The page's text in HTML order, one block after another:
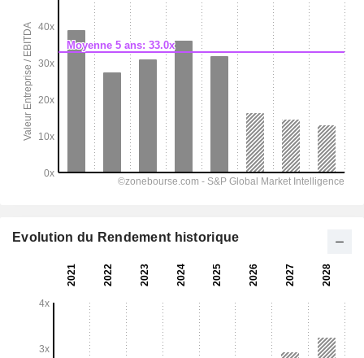
Evolution du Rendement historique